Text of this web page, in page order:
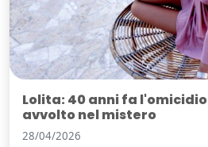
Lolita: 40 anni fa
avvolto nel mistero
28/04/2026